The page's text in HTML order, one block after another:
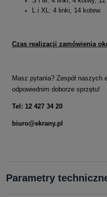
L i XL: 4 linki, 14 kotew.
Czas realizacji zamówienia
Masz pytania? Zespół naszych
odpowiednim doborze sprzętu!
Tel: 12 427 34 20
biuro@ekrany.pl
Parametry